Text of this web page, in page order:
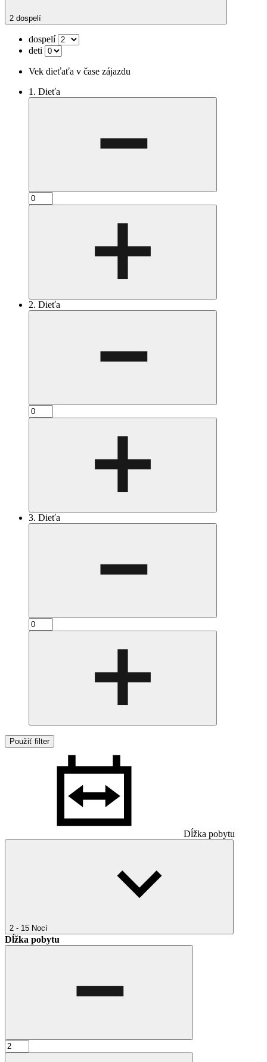
2 dospelí
dospelí
deti
Vek dieťaťa v čase zájazdu
1. Dieťa
2. Dieťa
3. Dieťa
Použiť filter
Dĺžka pobytu
2 - 15 Nocí
Dĺžka pobytu